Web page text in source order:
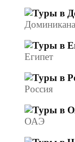
Доминикана
Египет
Россия
ОАЭ